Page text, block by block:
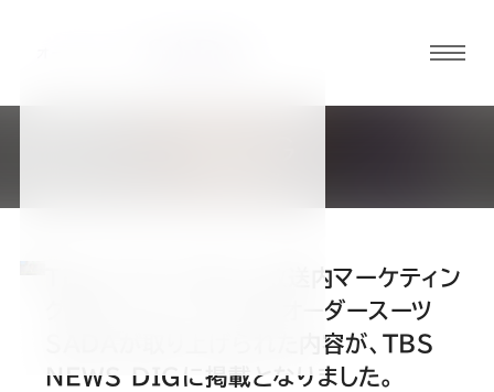
ー ー ー ー
オ
ー
TBS「THE TIME,」放送内マーケティン
グ部コーナーにて、私とオーダースーツ
SADAが取り上げられた内容が、TBS
NEWS DIGに掲載となりました。